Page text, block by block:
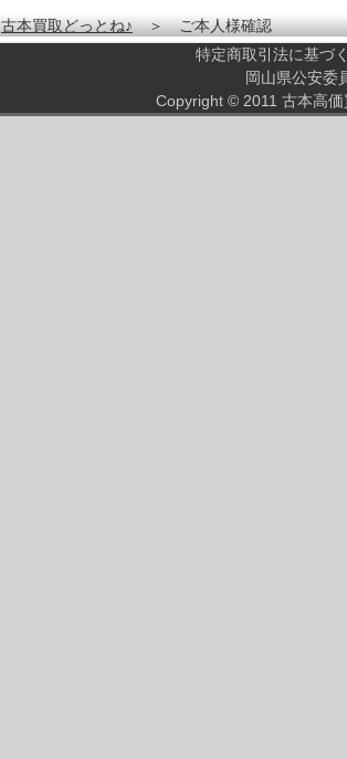
古本買取どっとね♪＞ ご本人様確認
特定商取引法に基づ
岡山県公安委
Copyright © 2011 古本高